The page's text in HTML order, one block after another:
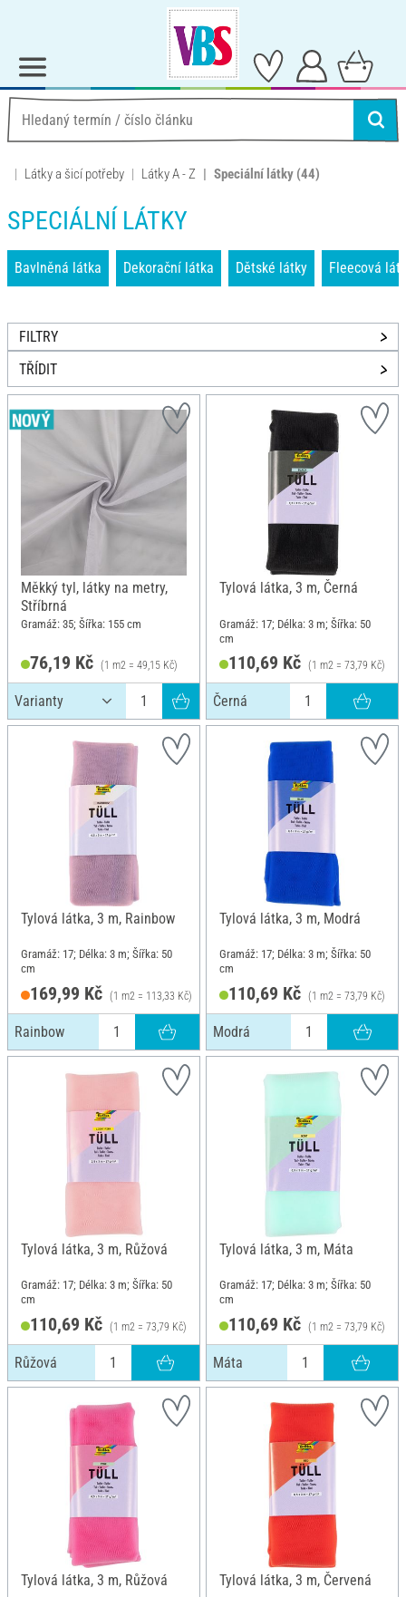
Látky a šicí potřeby Látky A - Z Speciální látky (44)
SPECIÁLNÍ LÁTKY
Bavlněná látka Dekorační látka Dětské látky Fleecová
FILTRY
TŘÍDIT
Měkký tyl, látky na metry,
Stříbrná
Gramáž: 35; Šířka: 155 cm
76,19 Kč (1 m2 = 49,15 Kč)
Tylová látka, 3 m, Černá
Gramáž: 17; Délka: 3 m; Šířka: 50
cm
110,69 Kč (1 m2 = 73,79 Kč)
Černá
Tylová látka, 3 m, Rainbow
Gramáž: 17; Délka: 3 m; Šířka: 50
cm
169,99 Kč (1 m2 = 113,33 Kč)
Rainbow
Tylová látka, 3 m, Modrá
Gramáž: 17; Délka: 3 m; Šířka: 50
cm
110,69 Kč (1 m2 = 73,79 Kč)
Modrá
Tylová látka, 3 m, Růžová
Gramáž: 17; Délka: 3 m; Šířka: 50
cm
110,69 Kč (1 m2 = 73,79 Kč)
Růžová
Tylová látka, 3 m, Máta
Gramáž: 17; Délka: 3 m; Šířka: 50
cm
110,69 Kč (1 m2 = 73,79 Kč)
Máta
Tylová látka, 3 m, Růžová Tylová látka, 3 m, Červená